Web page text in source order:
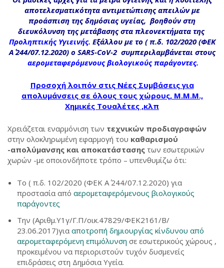
αποτελεσματικότητα αντιμετώπισης απειλών με
προάσπιση της δημόσιας υγείας, βοηθούν στη
διευκόλυνση της μετάβασης στα πλεονεκτήματα της
Προληπτικής Υγιεινής. Εξάλλου με το ( π.δ. 102/2020 (ΦΕΚ
Α΄ 244/07.12.2020) ο SARS-CoV-2 συμπεριλαμβάνεται στους
αερομεταφερόμενους βιολογικούς παράγοντες.
Προσοχή λοιπόν στις Νέες Συμβάσεις για
απολυμάνσεις σε όλους τους χώρους, Μ.Μ.Μ.,
Χημικές Τουαλέτες ,κλπ
Χρειάζεται εναρμόνιση των τεχνικών προδιαγραφών
στην ολοκληρωμένη εφαρμογή του καθαρισμού
-απολύμανσης και αποκατάστασης των εσωτερικών
χωρών -με οποιονδήποτε τρόπο – υπενθυμίζω ότι:
Το ( π.δ. 102/2020 (ΦΕΚ Α΄ 244/07.12.2020) για
προστασία από αερομεταφερόμενους βιολογικούς
παράγοντες
Την (Αριθμ.Υ1γ/Γ.Π/οικ.47829/ΦΕΚ2161/Β/
23.06.2017)για αποτροπή δημιουργίας κίνδυνου από
αερομεταφερόμενη επιμόλυνση σε εσωτερικούς χώρους ,
προκειμένου να περιοριστούν τυχόν δυσμενείς
επιδράσεις στη Δημόσια Υγεία.